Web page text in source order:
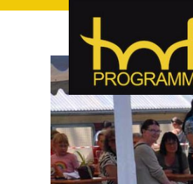
hof-
hof-programm – das